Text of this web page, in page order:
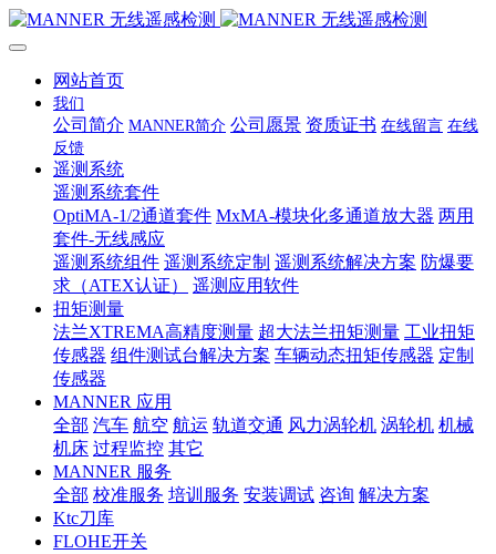
网站首页
我们
公司简介 MANNER简介 公司愿景 资质证书 在线留言 在线
反馈
遥测系统
遥测系统套件
OptiMA-1/2通道套件 MxMA-模块化多通道放大器 两用
套件-无线感应
遥测系统组件 遥测系统定制 遥测系统解决方案 防爆要
求（ATEX认证）
遥测应用软件
扭矩测量
法兰XTREMA高精度测量 超大法兰扭矩测量 工业扭矩
传感器 组件测试台解决方案 车辆动态扭矩传感器 定制
传感器
MANNER 应用
全部 汽车 航空 航运 轨道交通 风力涡轮机 涡轮机 机械
机床 过程监控 其它
MANNER 服务
全部 校准服务 培训服务 安装调试 咨询 解决方案
Ktc刀库
FLOHE开关